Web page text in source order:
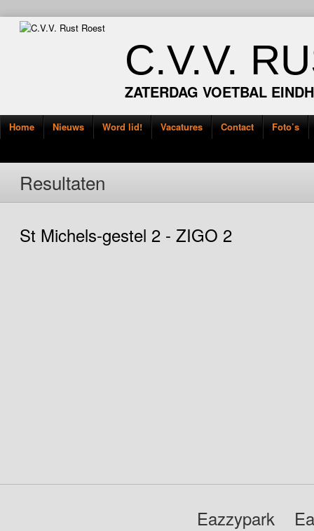
C.V.V.
ZATERDAG VOETBAL
Home Nieuws Word lid! Vacatures Contact Foto’s
Resultaten
St Michels-gestel 2 - ZIGO 2
Eazzypark